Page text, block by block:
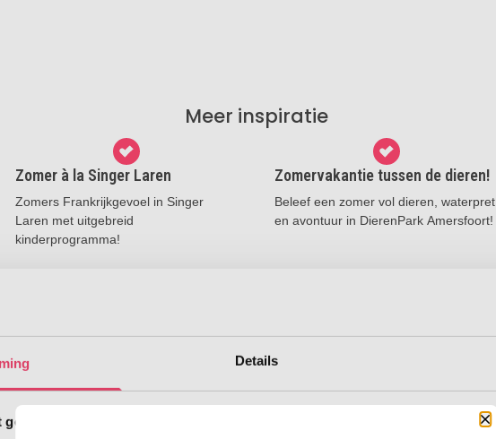
Details
van cookies
Meer inspiratie
Zomer à la Singer Laren
Zomers Frankrijkgevoel in Singer
Laren met uitgebreid
kinderprogramma!
Zomervakantie tussen de dieren!
Beleef een zomer vol dieren, waterpret
en avontuur in DierenPark Amersfoort!
Uitgelicht